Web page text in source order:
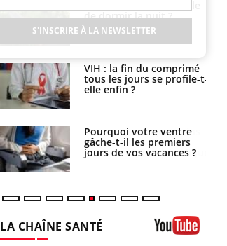
pourquoi le risque de
noyade grimpe-t-il ?
Le Viagra pourrait-il
freiner la propagation du
cancer ?
Pourquoi manger moins
de protéines pourrait
finalement être bénéfique
LA CHAÎNE SANTÉ
S'INSCRIRE À LA NEWSLETTER